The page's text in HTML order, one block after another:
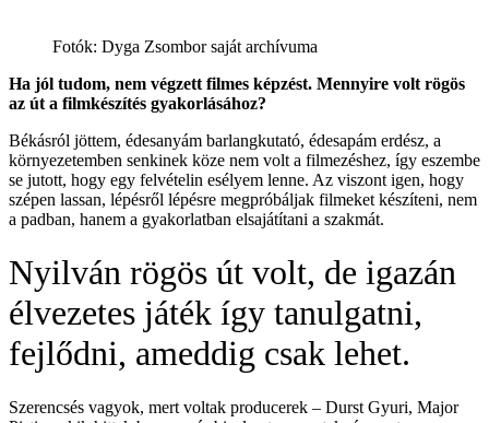
Fotók: Dyga Zsombor saját archívuma
Ha jól tudom, nem végzett filmes képzést. Mennyire volt rögös
az út a filmkészítés gyakorlásához?
Békásról jöttem, édesanyám barlangkutató, édesapám erdész, a
környezetemben senkinek köze nem volt a filmezéshez, így eszembe
se jutott, hogy egy felvételin esélyem lenne. Az viszont igen, hogy
szépen lassan, lépésről lépésre megpróbáljak filmeket készíteni, nem
a padban, hanem a gyakorlatban elsajátítani a szakmát.
Nyilván rögös út volt, de igazán
élvezetes játék így tanulgatni,
fejlődni, ameddig csak lehet.
Szerencsés vagyok, mert voltak producerek – Durst Gyuri, Major